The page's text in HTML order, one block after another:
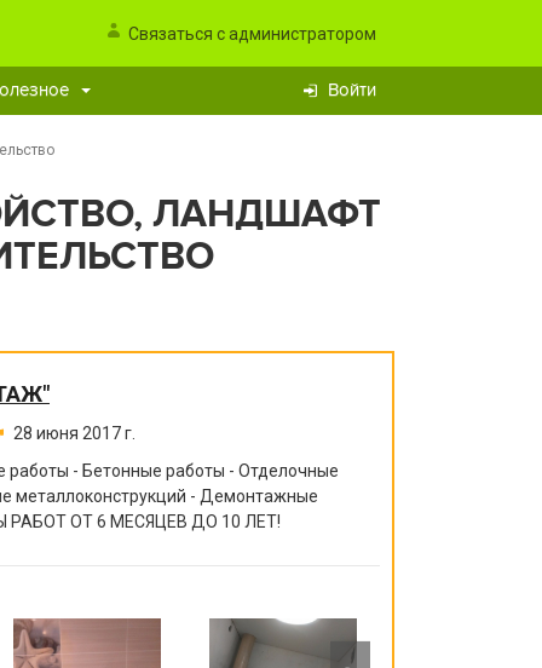
Связаться с администратором
Войти
ЛАНДШАФТ
28 июня 2017 г.
- Бетонные работы - Отделочные
металлоконструкций - Демонтажные
РАБОТ ОТ 6 МЕСЯЦЕВ ДО 10 ЛЕТ!